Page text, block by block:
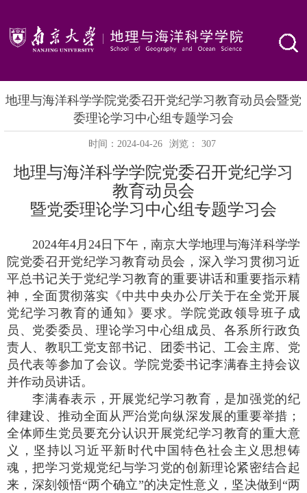
地理与海洋科学学院党委召开党纪学习教育动员会暨党
委理论学习中心组专题学习会
时间：2024-04-26 浏览： 307
地理与海洋科学学院党委召开党纪学习
教育动员会
暨党委理论学习中心组专题学习会
2024年4月24 日下午，南京大学地理与海洋科学学
院党委召开党纪学习教育动员会，深入学习贯彻习近
平总书记关于党纪学习教育的重要讲话和重要指示精
神，全面贯彻落实《中共中央办公厅关于在全党开展
党纪学习教育的通知》要求。学院党政领导班子成
员、党委委员、理论学习中心组成员、各系所行政负
责人、教职工党支部书记、团委书记、工会主席、党
员代表等参加了会议。学院党委书记李满春主持会议
并作动员讲话。
李满春表示，开展党纪学习教育，是加强党的纪
律建设、推动全面从严治党向纵深发展的重要举措；
全体师生党员要充分认识开展党纪学习教育的重大意
义，坚持以习近平新时代中国特色社会主义思想铸
魂，把学习党规党纪与学习党的创新理论紧密结合起
来，深刻领悟“两个确立”的决定性意义，坚决做到“两